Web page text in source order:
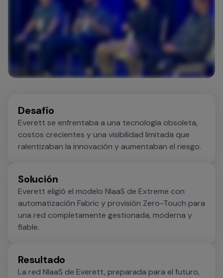
Desafío
Everett se enfrentaba a una tecnología obsoleta,
costos crecientes y una visibilidad limitada que
ralentizaban la innovación y aumentaban el riesgo.
Solución
Everett eligió el modelo NIaaS de Extreme con
automatización Fabric y provisión Zero-Touch para
una red completamente gestionada, moderna y
fiable.
Resultado
La red NIaaS de Everett, preparada para el futuro,